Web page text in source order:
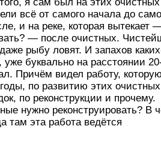
я сам был на этих очистных
всё от самого начала до
и на реке, которая вытекает
— после очистных.
рыбу ловят. И запахов
буквально на расстоянии
Причём видел работу,
по развитию этих
по реконструкции и прочему.
нужно реконструировать? В
там эта работа ведётся